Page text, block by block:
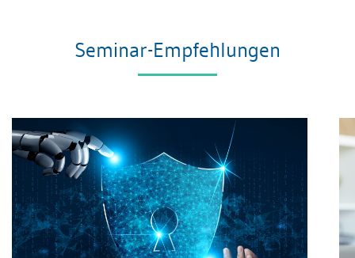
Seminar-Empfehlungen